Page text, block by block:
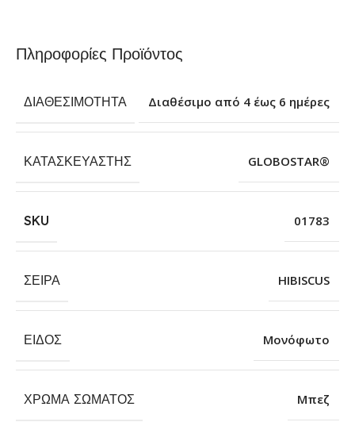
Πληροφορίες Προϊόντος
ΔΙΑΘΕΣΙΜΌΤΗΤΑ Διαθέσιμο από 4 έως 6 ημέρες
ΚΑΤΑΣΚΕΥΑΣΤΉΣ GLOBOSTAR®
SKU 01783
ΣΕΙΡΆ HIBISCUS
ΕΊΔΟΣ Μονόφωτο
ΧΡΏΜΑ ΣΏΜΑΤΟΣ Μπεζ